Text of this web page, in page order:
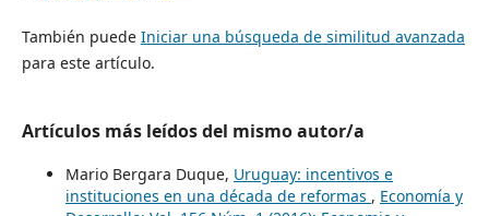
También puede Iniciar una búsqueda de similitud avanzada
para este artículo.
Artículos más leídos del mismo autor/a
Mario Bergara Duque, Uruguay: incentivos e
instituciones en una década de reformas , Economía y